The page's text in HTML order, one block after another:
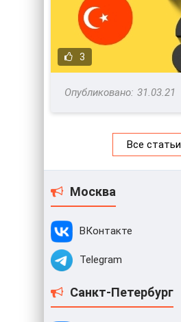
3
31.03.21
Все статьи
Москва
ВКонтакте
Telegram
Санкт-Петербург